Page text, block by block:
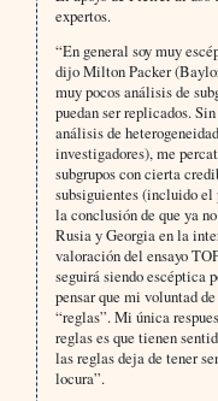
expertos.
“En general soy muy
dijo Milton Packer
muy pocos análisis de
puedan ser replicados.
análisis de
investigadores), me
subgrupos con cierta
subsiguientes (incluido el
la conclusión de que ya
Rusia y Georgia en la
valoración del ensayo
seguirá siendo escéptica
pensar que mi voluntad
“reglas”. Mi única
reglas es que tienen
las reglas deja de tener
locura”.